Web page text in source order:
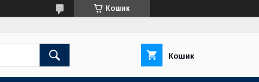
Кошик
Кошик